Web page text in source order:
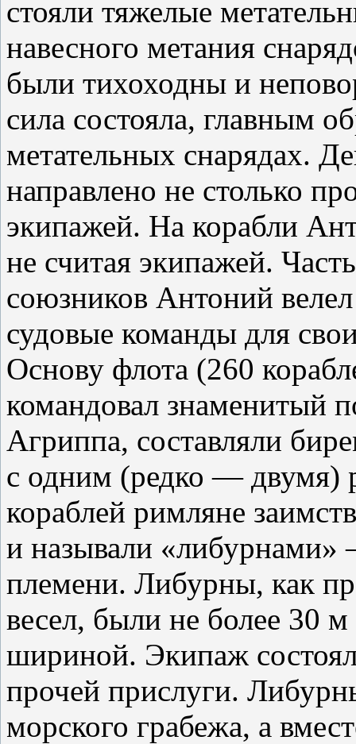
стояли тяжелые
навесного метания
были тихоходны и
сила состояла, главным
метательных снарядах.
направлено не столько
экипажей. На корабли
не считая экипажей.
союзников Антоний
судовые команды для
Основу флота (260
командовал знаменитый
Агриппа, составляли
с одним (редко — двумя)
кораблей римляне
и называли
племени. Либурны, как
весел, были не более 30
шириной. Экипаж
прочей прислуги.
морского грабежа, а